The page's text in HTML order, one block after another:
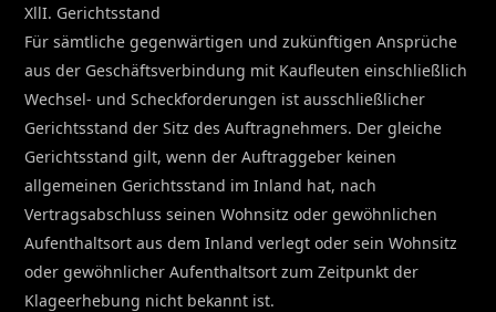
XllI. Gerichtsstand
Für sämtliche gegenwärtigen und zukünftigen Ansprüche
aus der Geschäftsverbindung mit Kaufleuten einschließlich
Wechsel- und Scheckforderungen ist ausschließlicher
Gerichtsstand der Sitz des Auftragnehmers. Der gleiche
Gerichtsstand gilt, wenn der Auftraggeber keinen
allgemeinen Gerichtsstand im Inland hat, nach
Vertragsabschluss seinen Wohnsitz oder gewöhnlichen
Aufenthaltsort aus dem Inland verlegt oder sein Wohnsitz
oder gewöhnlicher Aufenthaltsort zum Zeitpunkt der
Klageerhebung nicht bekannt ist.